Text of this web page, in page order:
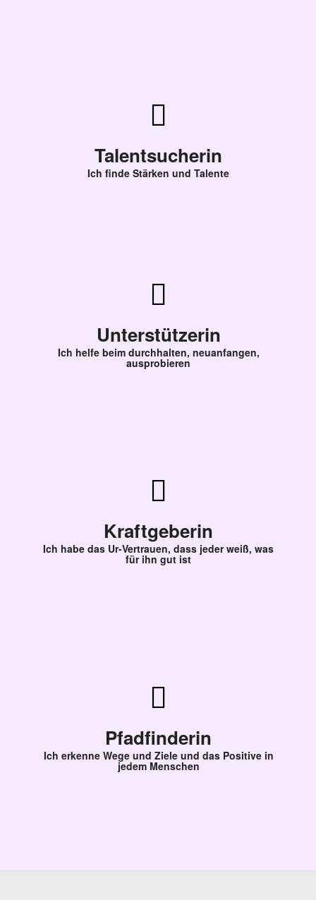
Talentsucherin
Ich finde Stärken und Talente
Unterstützerin
Ich helfe beim durchhalten, neuanfangen,
ausprobieren
Kraftgeberin
Ich habe das Ur-Vertrauen, dass jeder weiß, was
für ihn gut ist
Pfadfinderin
Ich erkenne Wege und Ziele und das Positive in
jedem Menschen